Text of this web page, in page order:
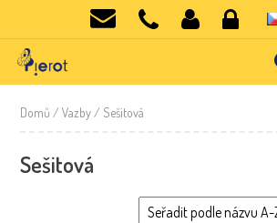
Domů / Vazby / Sešitová
Sešitová